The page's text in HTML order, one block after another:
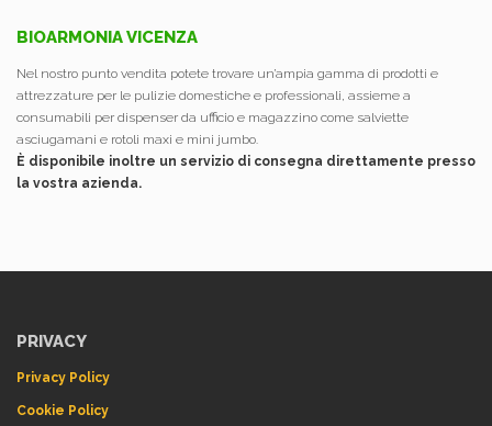
BIOARMONIA VICENZA
Nel nostro punto vendita potete trovare un’ampia gamma di prodotti e
attrezzature per le pulizie domestiche e professionali, assieme a
consumabili per dispenser da ufficio e magazzino come salviette
asciugamani e rotoli maxi e mini jumbo.
È disponibile inoltre un servizio di consegna direttamente presso
la vostra azienda.
PRIVACY
Privacy Policy
Cookie Policy